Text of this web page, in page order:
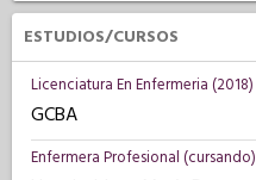
ESTUDIOS/CURSOS
Licenciatura En Enfermeria (2018)
GCBA
Enfermera Profesional (cursando)